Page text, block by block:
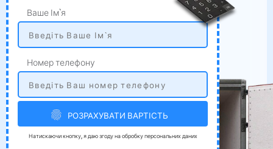
Ваше Ім`я
Номер телефону
РОЗРАХУВАТИ ВАРТІСТЬ
Натискаючи кнопку, я даю згоду на обробку персональних даних